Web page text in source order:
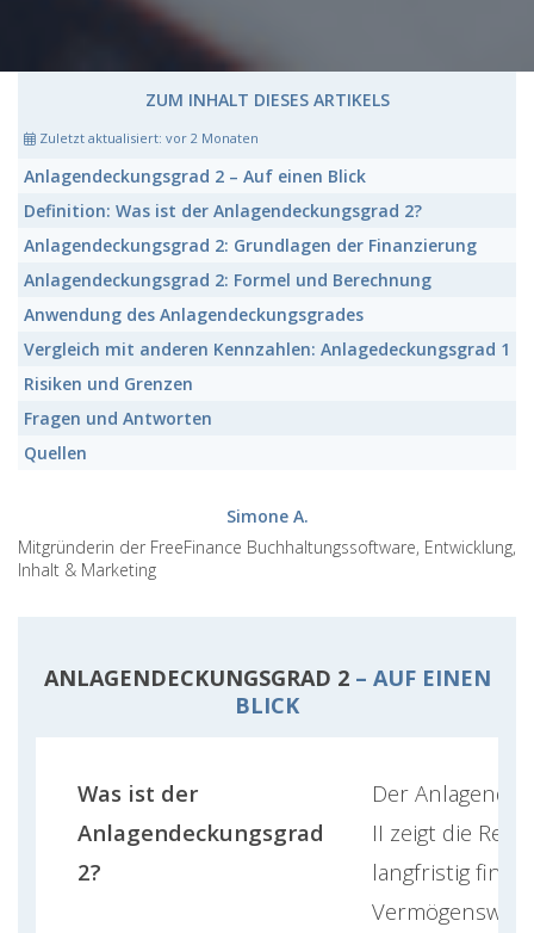
ZUM INHALT DIESES ARTIKELS
Zuletzt aktualisiert: vor 2 Monaten
Anlagendeckungsgrad 2 – Auf einen Blick
Definition: Was ist der Anlagendeckungsgrad 2?
Anlagendeckungsgrad 2: Grundlagen der Finanzierung
Anlagendeckungsgrad 2: Formel und Berechnung
Anwendung des Anlagendeckungsgrades
Vergleich mit anderen Kennzahlen: Anlagedeckungsgrad 1
Risiken und Grenzen
Fragen und Antworten
Quellen
Simone A.
Mitgründerin der FreeFinance Buchhaltungssoftware, Entwicklung,
Inhalt & Marketing
ANLAGENDECKUNGSGRAD 2– AUF EINEN
BLICK
Was ist der
Anlagendeckungsgrad
2?
Der
II zeigt die
langfristig